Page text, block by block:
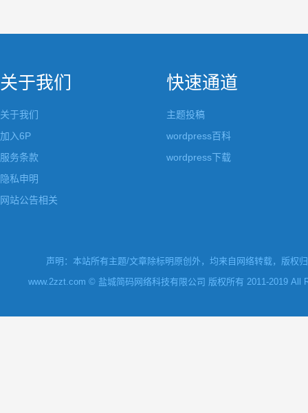
关于我们
关于我们
加入6P
服务条款
隐私申明
网站公告相关
快速通道
主题投稿
wordpress百科
wordpress下载
声明：本站所有主题/文章除标明原创外，均来自网络转载，版权
www.2zzt.com © 盐城简码网络科技有限公司 版权所有 2011-2019